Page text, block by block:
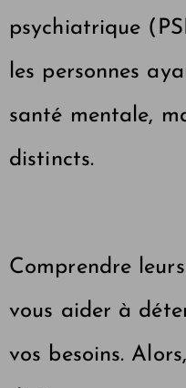
psychiatrique
les personnes
santé mentale,
distincts.
Comprendre
vous aider à
vos besoins.